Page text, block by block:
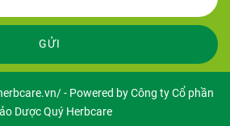
GỬI
- Powered by Công ty Cổ phần
Dược Quý Herbcare